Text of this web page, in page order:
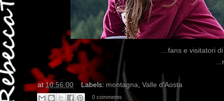
...fans e visitatori
at10:56:00 Labels: montagna, Valle d'Aosta
0 comments